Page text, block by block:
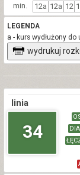
min. 12a 12a 12
LEGENDA
a - kurs wydłużony do
wydrukuj
linia
34